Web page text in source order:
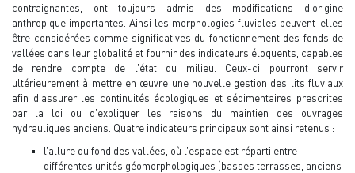
contraignantes, ont toujours admis des modifications d’origine
anthropique importantes. Ainsi les morphologies fluviales peuvent-elles
être considérées comme significatives du fonctionnement des fonds de
vallées dans leur globalité et fournir des indicateurs éloquents, capables
de rendre compte de l’état du milieu. Ceux-ci pourront servir
ultérieurement à mettre en œuvre une nouvelle gestion des lits fluviaux
afin d’assurer les continuités écologiques et sédimentaires prescrites
par la loi ou d’expliquer les raisons du maintien des ouvrages
hydrauliques anciens. Quatre indicateurs principaux sont ainsi retenus :
l’allure du fond des vallées, où l’espace est réparti entre
différentes unités géomorphologiques (basses terrasses, anciens